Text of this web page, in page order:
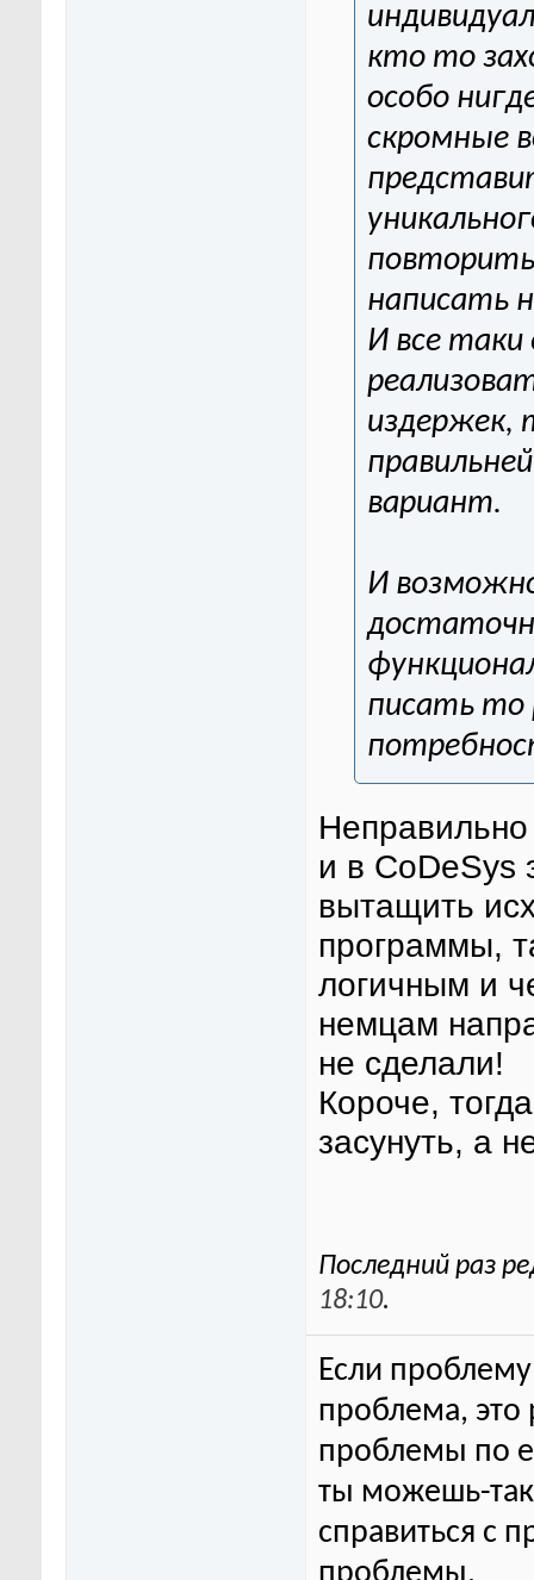
кто то
особо
скромные
написать
И все
издержек,
вариант.
И
писать то
и в CoDeSys
вытащить
программы,
логичным и
немцам
не сделали!
Короче,
засунуть, а
Последний раз
18:10.
Если
проблема, это
проблемы по
ты можешь-
справиться с